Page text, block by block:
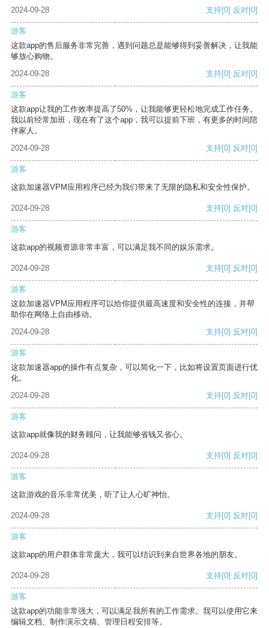
2024-09-28 支持[0] 反对[0]
游客
这款app的售后服务非常完善，遇到问题总是能够得到妥善解决，让我能
够放心购物。
2024-09-28
支持[0] 反对[0]
游客
这款app让我的工作效率提高了50%，让我能够更轻松地完成工作任务。
我以前经常加班，现在有了这个app，我可以提前下班，有更多的时间陪
伴家人。
2024-09-28
支持[0] 反对[0]
游客
这款加速器VPM应用程序已经为我们带来了无限的隐私和安全性保护。
2024-09-28 支持[0] 反对[0]
游客
这款app的视频资源非常丰富，可以满足我不同的娱乐需求。
2024-09-28 支持[0] 反对[0]
游客
这款加速器VPM应用程序可以给你提供最高速度和安全性的连接，并帮
助你在网络上自由移动。
2024-09-28
支持[0] 反对[0]
游客
这款加速器app的操作有点复杂，可以简化一下，比如将设置页面进行优
化。
2024-09-28
支持[0] 反对[0]
游客
这款app就像我的财务顾问，让我能够省钱又省心。
2024-09-28 支持[0] 反对[0]
游客
这款游戏的音乐非常优美，听了让人心旷神怡。
2024-09-28 支持[0] 反对[0]
游客
这款app的用户群体非常庞大，我可以结识到来自世界各地的朋友。
2024-09-28 支持[0] 反对[0]
游客
这款app的功能非常强大，可以满足我所有的工作需求。我可以使用它来
编辑文档、制作演示文稿、管理日程安排等。